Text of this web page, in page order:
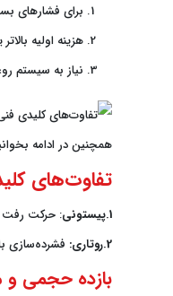
برای فشارهای
هزینه اولیه
نیاز به سیستم
همچنین در ادامه
تفاوت‌های
1.پیستونی: حرکت رفت
2.روتاری:
فشرده‌سازی
بازده حجمی